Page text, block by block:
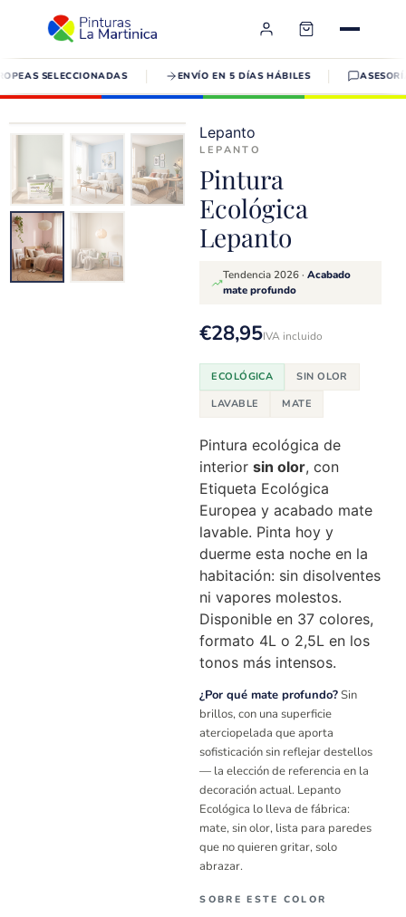
SELECCIONADAS ENVÍO EN 5 DÍAS HÁBILES ASESORÍA
Aguamarina
Bajo en VOC
Lepanto
LEPANTO
Pintura
Ecológica
Lepanto
Tendencia 2026 ·Acabado
mate profundo
€28,95IVA incluido
ECOLÓGICA
SIN OLOR
LAVABLE
MATE
Pintura ecológica de
interiorsin olor, con
Etiqueta Ecológica
Europea y acabado mate
lavable. Pinta hoy y
duerme esta noche en la
habitación: sin disolventes
ni vapores molestos.
Disponible en 37 colores,
formato 4L o 2,5L en los
tonos más intensos.
¿Por qué mate profundo?Sin
brillos, con una superficie
aterciopelada que aporta
sofisticación sin reflejar destellos
— la elección de referencia en la
decoración actual. Lepanto
Ecológica lo lleva de fábrica:
mate, sin olor, lista para paredes
que no quieren gritar, solo
abrazar.
SOBRE ESTE COLOR